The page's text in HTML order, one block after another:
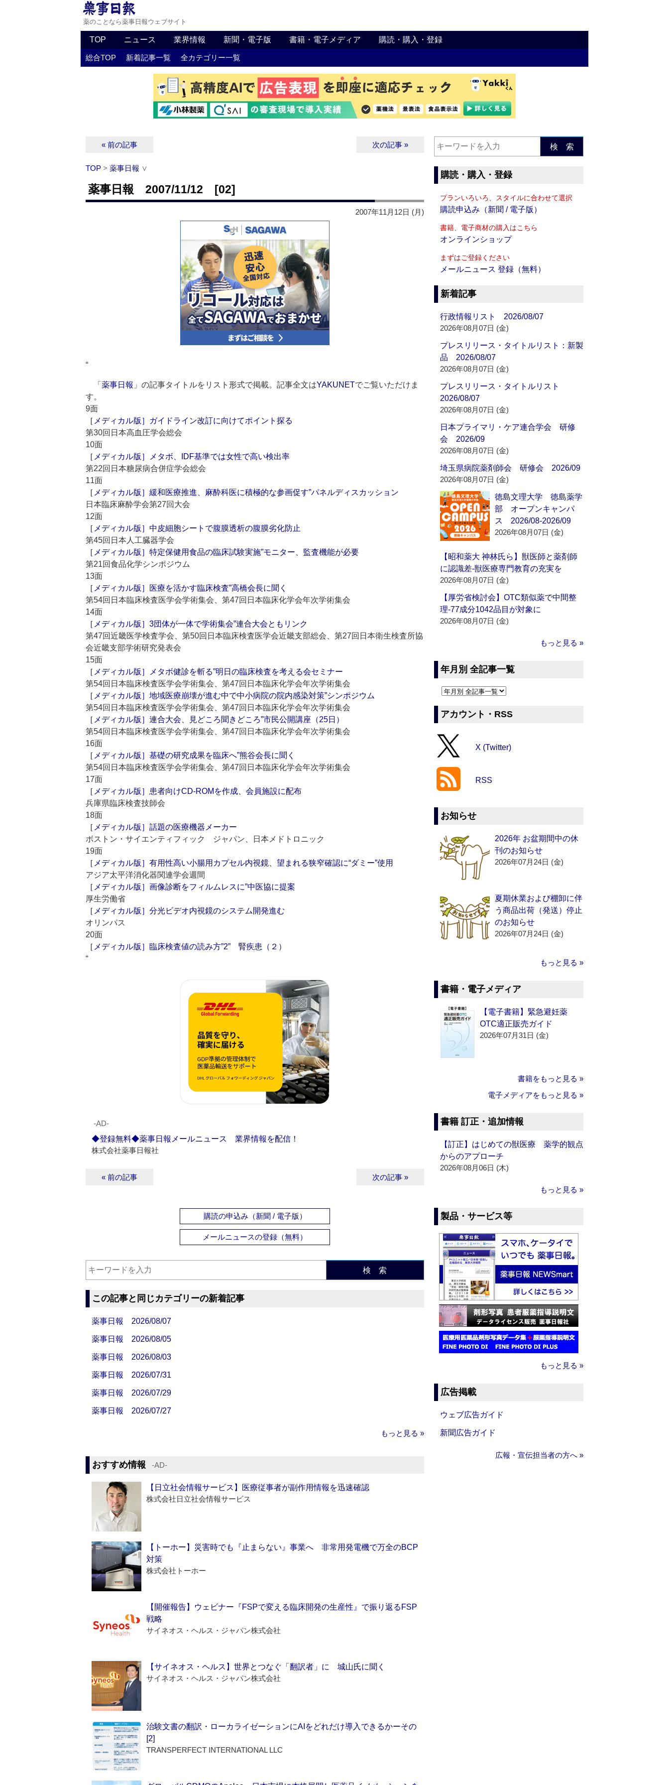
薬のことなら薬事日報ウェブサイト
TOP ニュース 業界情報 新聞・電子版 書籍・電子メディア 購読・購入・登録
総合TOP 新着記事一覧 全カテゴリー一覧
« 前の記事 次の記事 »
TOP > 薬事日報 ∨
薬事日報 2007/11/12 [02]
2007年11月12日 (月)
“
「 薬事日報 」の記事タイトルをリスト形式で掲載。記事全文はYAKUNETでご覧いただけま
す。
9面
［メディカル版］ガイドライン改訂に向けてポイント探る
第30回日本高血圧学会総会
10面
［メディカル版］メタボ、IDF基準では女性で高い検出率
第22回日本糖尿病合併症学会総会
11面
［メディカル版］緩和医療推進、麻酔科医に積極的な参画促す”パネルディスカッション
日本臨床麻酔学会第27回大会
12面
［メディカル版］中皮細胞シートで腹膜透析の腹膜劣化防止
第45回日本人工臓器学会
［メディカル版］特定保健用食品の臨床試験実施”モニター、監査機能が必要
第21回食品化学シンポジウム
13面
［メディカル版］医療を活かす臨床検査”高橋会長に聞く
第54回日本臨床検査医学会学術集会、第47回日本臨床化学会年次学術集会
14面
［メディカル版］3団体が一体で学術集会”連合大会ともリンク
第47回近畿医学検査学会、第50回日本臨床検査医学会近畿支部総会、第27回日本衛生検査所協
会近畿支部学術研究発表会
15面
［メディカル版］メタボ健診を斬る”明日の臨床検査を考える会セミナー
第54回日本臨床検査医学会学術集会、第47回日本臨床化学会年次学術集会
［メディカル版］地域医療崩壊が進む中で中小病院の院内感染対策”シンポジウム
第54回日本臨床検査医学会学術集会、第47回日本臨床化学会年次学術集会
［メディカル版］連合大会、見どころ聞きどころ”市民公開講座（25日）
第54回日本臨床検査医学会学術集会、第47回日本臨床化学会年次学術集会
16面
［メディカル版］基礎の研究成果を臨床へ”熊谷会長に聞く
第54回日本臨床検査医学会学術集会、第47回日本臨床化学会年次学術集会
17面
［メディカル版］患者向けCD-ROMを作成、会員施設に配布
兵庫県臨床検査技師会
18面
［メディカル版］話題の医療機器メーカー
ボストン・サイエンティフィック ジャパン、日本メドトロニック
19面
［メディカル版］有用性高い小腸用カプセル内視鏡、望まれる狭窄確認に“ダミー”使用
アジア太平洋消化器関連学会週間
［メディカル版］画像診断をフィルムレスに”中医協に提案
厚生労働省
［メディカル版］分光ビデオ内視鏡のシステム開発進む
オリンパス
20面
［メディカル版］臨床検査値の読み方”2” 腎疾患（２）
“
‐AD‐
◆登録無料◆薬事日報メールニュース 業界情報を配信！
株式会社薬事日報社
« 前の記事 次の記事 »
購読の申込み（新聞 / 電子版）
メールニュースの登録（無料）
検 索
この記事と同じカテゴリーの新着記事
薬事日報 2026/08/07
薬事日報 2026/08/05
薬事日報 2026/08/03
薬事日報 2026/07/31
薬事日報 2026/07/29
薬事日報 2026/07/27
もっと見る »
おすすめ情報 ‐AD‐
【日立社会情報サービス】医療従事者が副作用情報を迅速確認
株式会社日立社会情報サービス
【トーホー】災害時でも『止まらない』事業へ 非常用発電機で万全のBCP
対策
株式会社トーホー
【開催報告】ウェビナー『FSPで変える臨床開発の生産性』で振り返るFSP
戦略
サイネオス・ヘルス・ジャパン株式会社
【サイネオス・ヘルス】世界とつなぐ「翻訳者」に 城山氏に聞く
サイネオス・ヘルス・ジャパン株式会社
治験文書の翻訳・ローカライゼーションにAIをどれだけ導入できるかーその
[2]
TRANSPERFECT INTERNATIONAL LLC
検 索
購読・購入・登録
プランいろいろ、スタイルに合わせて選択
購読申込み（新聞 / 電子版）
書籍、電子商材の購入はこちら
オンラインショップ
まずはご登録ください
メールニュース 登録（無料）
新着記事
行政情報リスト 2026/08/07
2026年08月07日 (金)
プレスリリース・タイトルリスト：新製
品 2026/08/07
2026年08月07日 (金)
プレスリリース・タイトルリスト
2026/08/07
2026年08月07日 (金)
日本プライマリ・ケア連合学会 研修
会 2026/09
2026年08月07日 (金)
埼玉県病院薬剤師会 研修会 2026/09
2026年08月07日 (金)
徳島文理大学 徳島薬学
部 オープンキャンパ
ス 2026/08-2026/09
2026年08月07日 (金)
【昭和薬大 神林氏ら】獣医師と薬剤師
に認識差‐獣医療専門教育の充実を
2026年08月07日 (金)
【厚労省検討会】OTC類似薬で中間整
理‐77成分1042品目が対象に
2026年08月07日 (金)
もっと見る »
年月別 全記事一覧
アカウント・RSS
X (Twitter)
RSS
お知らせ
2026年 お盆期間中の休
刊のお知らせ
2026年07月24日 (金)
夏期休業および棚卸に伴
う商品出荷（発送）停止
のお知らせ
2026年07月24日 (金)
もっと見る »
書籍・電子メディア
【電子書籍】緊急避妊薬
OTC適正販売ガイド
2026年07月31日 (金)
書籍をもっと見る »
電子メディアをもっと見る »
書籍 訂正・追加情報
【訂正】はじめての獣医療 薬学的観点
からのアプローチ
2026年08月06日 (木)
もっと見る »
製品・サービス等
もっと見る »
広告掲載
ウェブ広告ガイド
新聞広告ガイド
広報・宣伝担当者の方へ »